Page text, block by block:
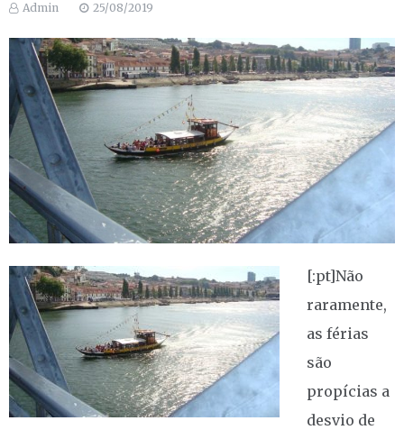
Admin 25/08/2019
[:pt]Não
raramente,
as férias
são
propícias a
desvio de